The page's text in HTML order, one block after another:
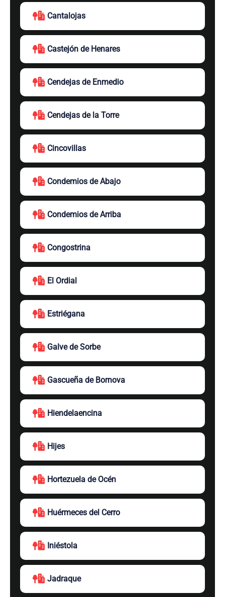
Cantalojas
Castejón de Henares
Cendejas de Enmedio
Cendejas de la Torre
Cincovillas
Condemios de Abajo
Condemios de Arriba
Congostrina
El Ordial
Estriégana
Galve de Sorbe
Gascueña de Bornova
Hiendelaencina
Hijes
Hortezuela de Océn
Huérmeces del Cerro
Iniéstola
Jadraque